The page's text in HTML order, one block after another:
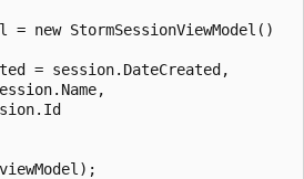
= new StormSessionViewModel()
= session.DateCreated,